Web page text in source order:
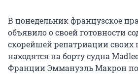
В понедельник французское
объявило о своей готовности
скорейшей репатриации своих
находятся на борту судна
Франции Эммануэль Макрон